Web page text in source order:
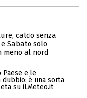
caldo senza
Sabato solo
meno al nord
e le
è una sorta
su iLMeteo.it